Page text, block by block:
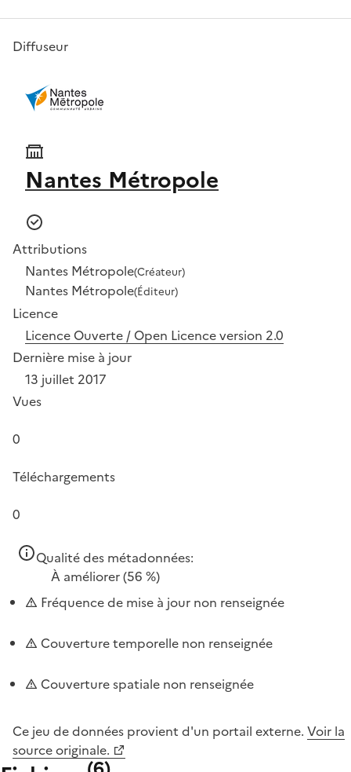
Diffuseur
Nantes Métropole
Attributions
Nantes Métropole(Créateur)
Nantes Métropole(Éditeur)
Licence
Licence Ouverte / Open Licence version 2.0
Dernière mise à jour
13 juillet 2017
Vues
0
Téléchargements
0
Qualité des métadonnées:
À améliorer(56 %)
Fréquence de mise à jour non renseignée
Couverture temporelle non renseignée
Couverture spatiale non renseignée
Ce jeu de données provient d'un portail externe. Voir la
source originale.